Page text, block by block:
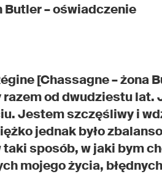
Butler – oświadczenie
[Chassagne – żona
od dwudziestu lat.
Jestem szczęśliwy i
jednak było
taki sposób, w jaki bym
mojego życia,